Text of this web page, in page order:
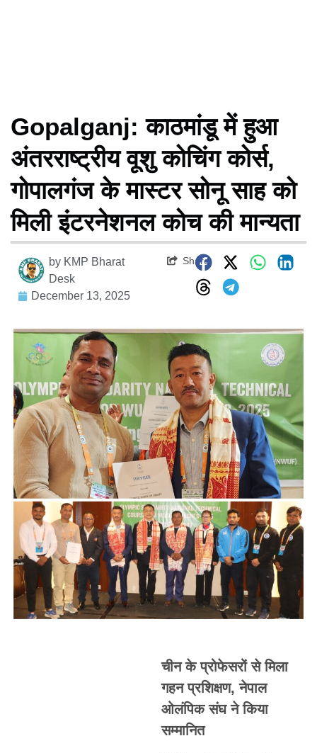
Gopalganj: काठमांडू में हुआ
अंतरराष्ट्रीय वूशु कोचिंग कोर्स,
गोपालगंज के मास्टर सोनू साह को
मिली इंटरनेशनल कोच की मान्यता
by KMP Bharat
Desk
December 13, 2025
Share
चीन के प्रोफेसरों से मिला
गहन प्रशिक्षण, नेपाल
ओलंपिक संघ ने किया
सम्मानित